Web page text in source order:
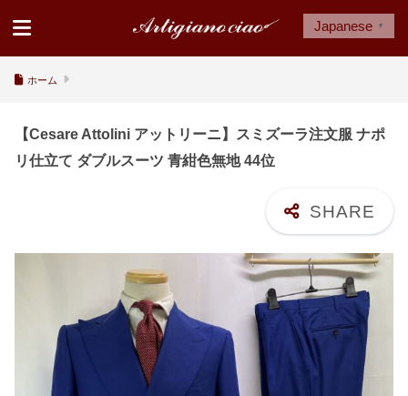
ホーム
【Cesare Attolini アットリーニ】スミズーラ注文服 ナポ
リ仕立て ダブルスーツ 青紺色無地 44位
Japanese ▼